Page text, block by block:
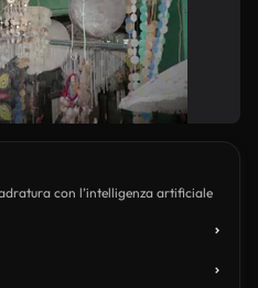
con l’intelligenza artificiale